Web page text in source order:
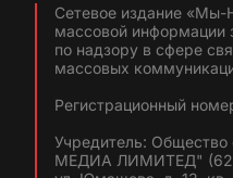
Сетевое издание
массовой информации
по надзору в сфере
массовых
Регистрационный
Учредитель: Общество
МЕДИА ЛИМИТЕД"